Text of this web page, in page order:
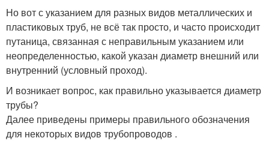
Но вот с указанием для разных видов металлических и
пластиковых труб, не всё так просто, и часто происходит
путаница, связанная с неправильным указанием или
неопределенностью, какой указан диаметр внешний или
внутренний (условный проход).
И возникает вопрос, как правильно указывается диаметр
трубы?
Далее приведены примеры правильного обозначения
для некоторых видов трубопроводов .